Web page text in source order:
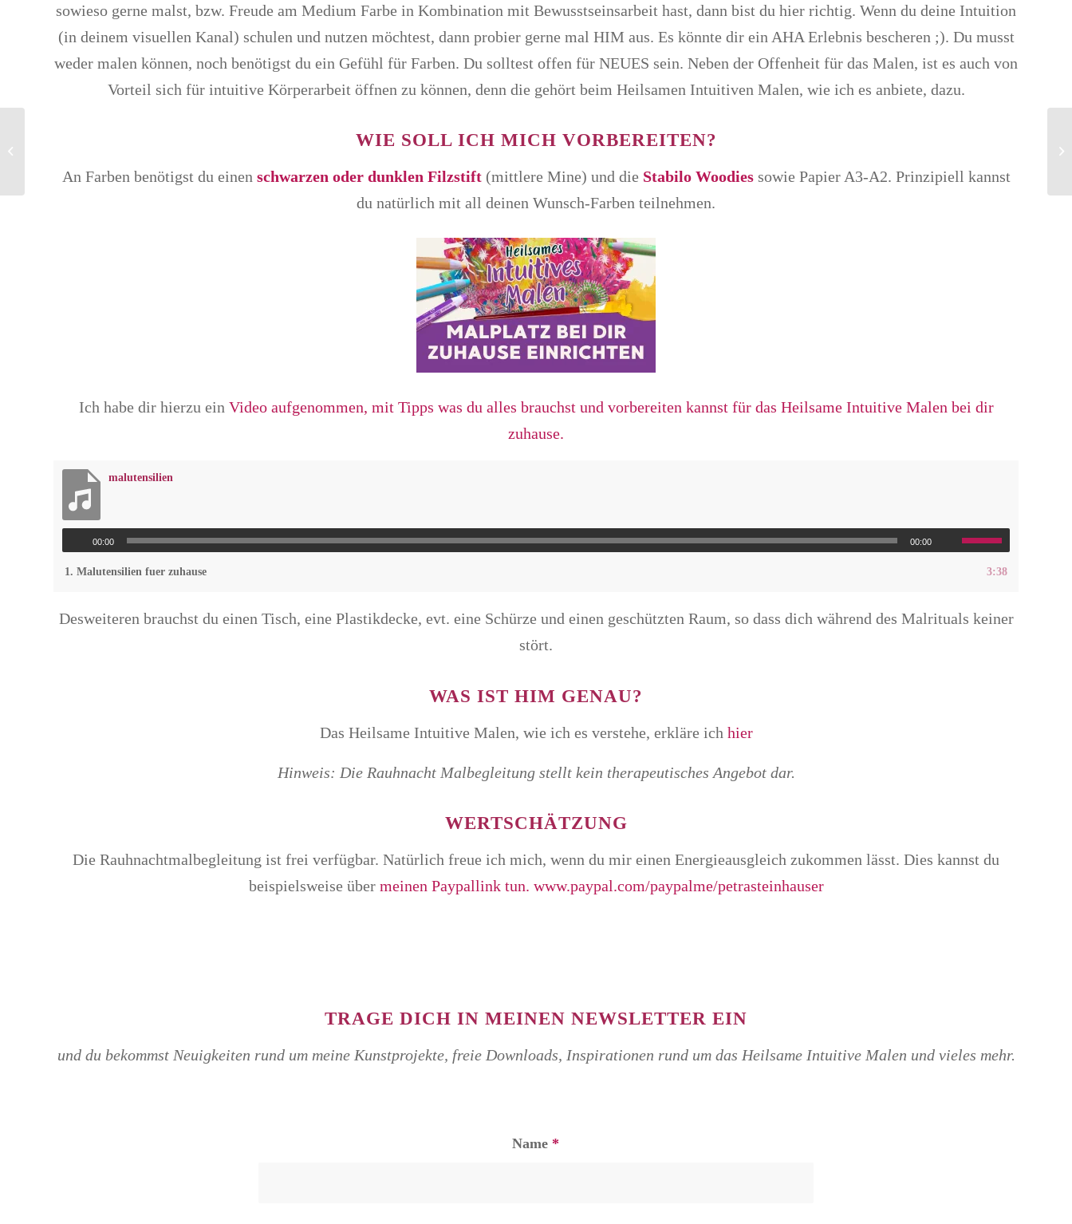
sowieso gerne malst, bzw. Freude am Medium Farbe in Kombination mit Bewusstseinsarbeit hast, dann bist du hier richtig. Wenn du deine Intuition
(in deinem visuellen Kanal) schulen und nutzen möchtest, dann probier gerne mal HIM aus. Es könnte dir ein AHA Erlebnis bescheren ;). Du musst
weder malen können, noch benötigst du ein Gefühl für Farben. Du solltest offen für NEUES sein. Neben der Offenheit für das Malen, ist es auch von
Vorteil sich für intuitive Körperarbeit öffnen zu können, denn die gehört beim Heilsamen Intuitiven Malen, wie ich es anbiete, dazu.
WIE SOLL ICH MICH VORBEREITEN?
An Farben benötigst du einen schwarzen oder dunklen Filzstift(mittlere Mine) und die Stabilo Woodies sowie Papier A3-A2. Prinzipiell kannst
du natürlich mit all deinen Wunsch-Farben teilnehmen.
Ich habe dir hierzu ein Video aufgenommen, mit Tipps was du alles brauchst und vorbereiten kannst für das Heilsame Intuitive Malen bei dir
zuhause.
malutensilien
00:00 00:00
1. Malutensilien fuer zuhause 3:38
Desweiteren brauchst du einen Tisch, eine Plastikdecke, evt. eine Schürze und einen geschützten Raum, so dass dich während des Malrituals keiner
stört.
WAS IST HIM GENAU?
Das Heilsame Intuitive Malen, wie ich es verstehe, erkläre ich hier
Hinweis: Die Rauhnacht Malbegleitung stellt kein therapeutisches Angebot dar.
WERTSCHÄTZUNG
Die Rauhnachtmalbegleitung ist frei verfügbar. Natürlich freue ich mich, wenn du mir einen Energieausgleich zukommen lässt. Dies kannst du
beispielsweise über meinen Paypallink tun. www.paypal.com/paypalme/petrasteinhauser
TRAGE DICH IN MEINEN NEWSLETTER EIN
und du bekommst Neuigkeiten rund um meine Kunstprojekte, freie Downloads, Inspirationen rund um das Heilsame Intuitive Malen und vieles mehr.
Name *